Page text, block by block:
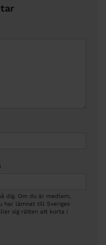
dig. Om du är medlem,
har lämnat till Sveriges
sig rätten att korta i